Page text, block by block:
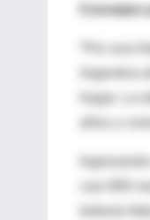
Consejos
“Por una
Argentina
hogar. La